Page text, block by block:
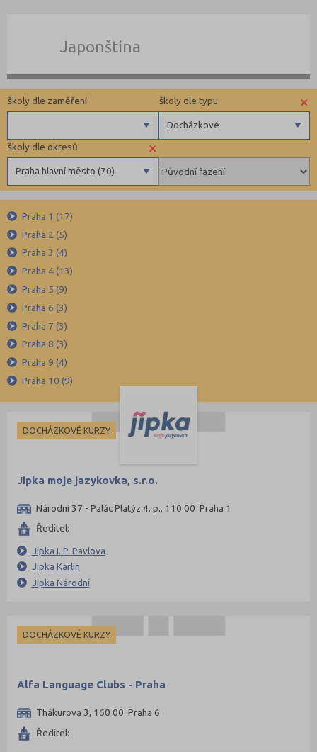
Japonština
×
Praha hlavní město (70)
školy dle okresů
Beroun (3)
Blansko (2)
Brno-město (20)
Bruntál (2)
Břeclav (2)
České Budějovice (7)
Český Krumlov (2)
Hradec Králové (6)
Jičín (3)
Jihlava (4)
Karlovy Vary (3)
Karviná (3)
Kladno (5)
Klatovy (1)
Liberec (1)
Mladá Boleslav (1)
×
Docházkové
školy dle typu
Pomaturitní
Docházkové
školy dle zaměření
Angličtina
Němčina
Ruština
Francouzština
Španělština
Italština
Praha 1 (17)
Praha 2 (5)
Praha 3 (4)
Praha 4 (13)
Praha 5 (9)
Praha 6 (3)
Praha 7 (3)
Praha 8 (3)
Praha 9 (4)
Praha 10 (9)
DOCHÁZKOVÉ KURZY
Jipka moje jazykovka, s.r.o.
Národní 37 - Palác Platýz 4. p., 110 00 Praha 1
Ředitel:
Jipka I. P. Pavlova
Jipka Karlín
Jipka Národní
DOCHÁZKOVÉ KURZY
Alfa Language Clubs - Praha
Thákurova 3, 160 00 Praha 6
Ředitel: